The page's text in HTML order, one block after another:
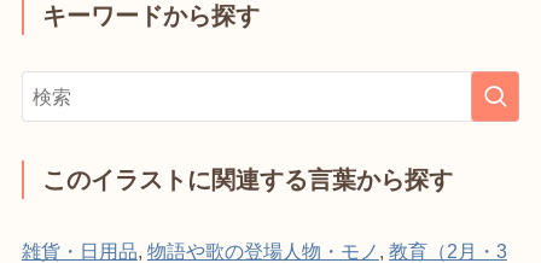
キーワードから探す
このイラストに関連する言葉から探す
雑貨・日用品 物語や歌の登場人物・モノ
教育（2月・3